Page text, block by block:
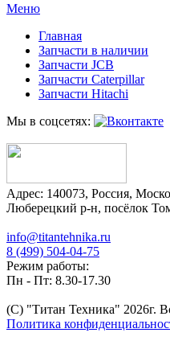
Меню
Главная
Запчасти в наличии
Запчасти JCB
Запчасти Caterpillar
Запчасти Hitachi
Мы в соцсетях:
Адрес: 140073, Россия,
Люберецкий р-н, посёлок
info@titantehnika.ru
8 (499) 504-04-75
Режим работы:
Пн - Пт: 8.30-17.30
(C) "Титан Техника" 2026г.
Политика